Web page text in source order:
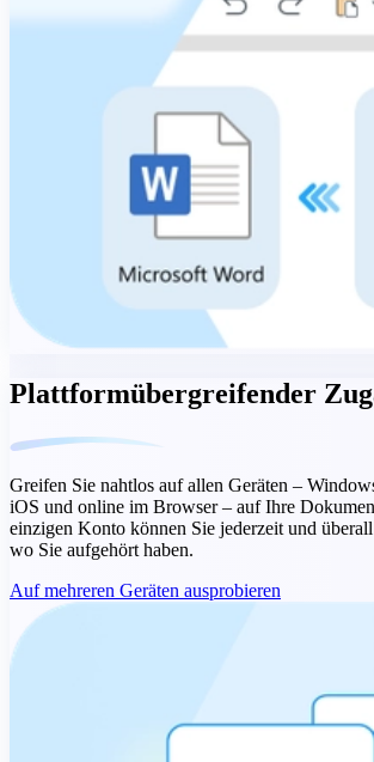
Plattformübergreifender
Greifen Sie nahtlos auf allen Geräten –
iOS und online im Browser – auf Ihre
einzigen Konto können Sie jederzeit und
wo Sie aufgehört haben.
Auf mehreren Geräten ausprobieren